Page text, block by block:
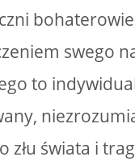
swego
to
złu świata i